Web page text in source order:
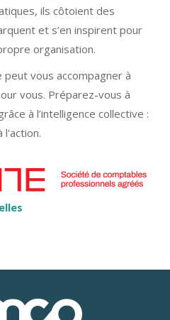
ils côtoient des
et s’en inspirent pour
organisation.
peut vous accompagner à
vous. Préparez-vous à
à l’intelligence collective :
l'action.